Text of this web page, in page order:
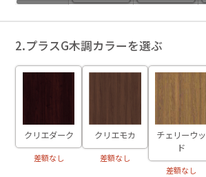
2.プラスG木調カラーを選ぶ
クリエダーク
差額なし
クリエモカ
差額なし
チェリーウッ
ド
差額なし